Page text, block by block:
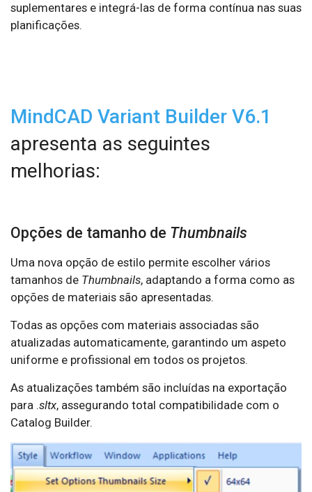
suplementares e integrá-las de forma contínua nas suas
planificações.
MindCAD Variant Builder V6.1
apresenta as seguintes
melhorias:
Opções de tamanho de Thumbnails
Uma nova opção de estilo permite escolher vários
tamanhos de Thumbnails, adaptando a forma como as
opções de materiais são apresentadas.
Todas as opções com materiais associadas são
atualizadas automaticamente, garantindo um aspeto
uniforme e profissional em todos os projetos.
As atualizações também são incluídas na exportação
para .sltx, assegurando total compatibilidade com o
Catalog Builder.